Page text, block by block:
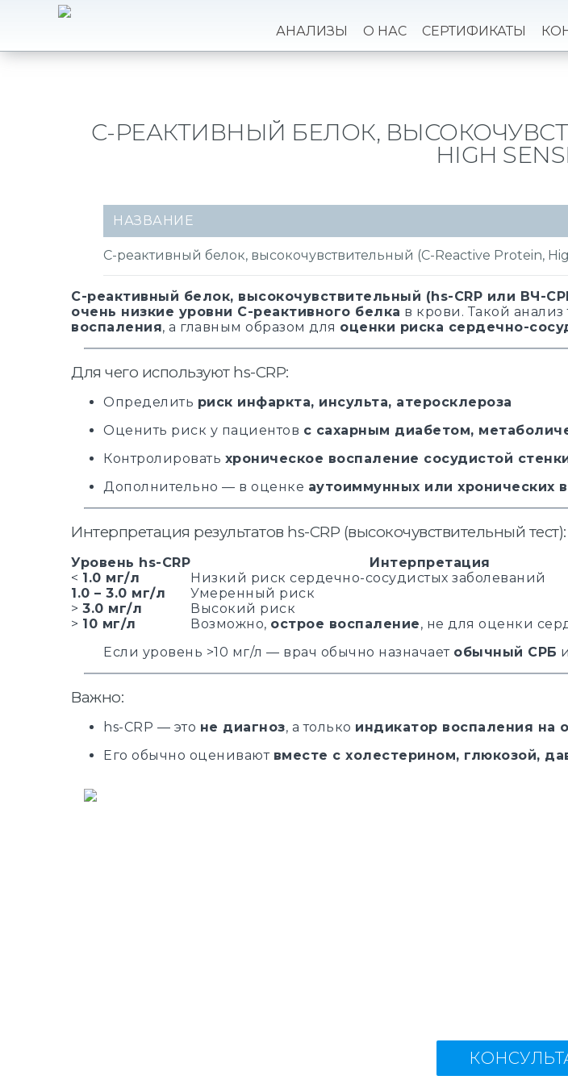
АНАЛИЗЫ О НАС СЕРТИФИКАТЫ
C-РЕАКТИВНЫЙ БЕЛОК,
HIGH
НАЗВАНИЕ
C-реактивный белок, высокочувствительный (C-Reactive Protein,
C-реактивный белок, высокочувствительный (hs-CRP или ВЧ-
очень низкие уровни С-реактивного белка в крови. Такой анализ
воспаления, а главным образом для оценки риска сердечно-
Для чего используют hs-CRP:
Определить риск инфаркта, инсульта, атеросклероза
Оценить риск у пациентов с сахарным диабетом,
Контролировать хроническое воспаление сосудистой
Дополнительно — в оценке аутоиммунных или хронических
Интерпретация результатов hs-CRP (высокочувствительный тест):
Уровень hs-CRP
Интерпретация
< 1.0 мг/л
Низкий риск сердечно-сосудистых заболеваний
1.0 – 3.0 мг/л
Умеренный риск
> 3.0 мг/л
Высокий риск
> 10 мг/л Возможно, острое воспаление, не для оценки
Если уровень >10 мг/л — врач обычно назначает обычный СРБ
Важно:
hs-CRP — это не диагноз, а только индикатор воспаления на
Его обычно оценивают вместе с холестерином, глюкозой,